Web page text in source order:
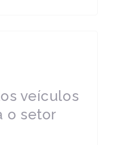
veículos
o setor